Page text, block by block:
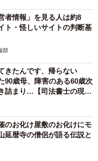
者情報」を見る人は約8
・怪しいサイトの判断基
部
きたんです、帰らない
歳母、障害のある60歳次
詰まり…【司法書士の現場
のお化け屋敷のお化けにモ
暦寺の僧侶が語る伝説と